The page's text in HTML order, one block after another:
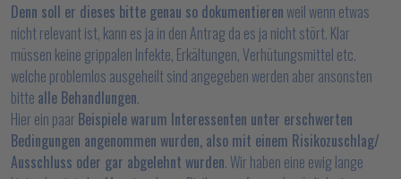
Denn soll er dieses bitte genau so dokumentierenweil wenn etwas
nicht relevant ist, kann es ja in den Antrag da es ja nicht stört. Klar
müssen keine grippalen Infekte, Erkältungen, Verhütungsmittel etc.
welche problemlos ausgeheilt sind angegeben werden aber ansonsten
bitte alle Behandlungen.
Hier ein paar Beispiele warum Interessenten unter erschwerten
Bedingungen angenommen wurden, also mit einem Risikozuschlag/
Ausschluss oder gar abgelehnt wurden. Wir haben eine ewig lange